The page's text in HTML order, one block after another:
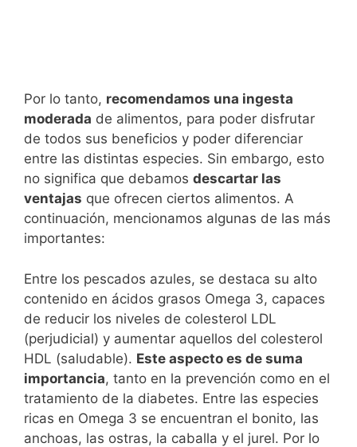
Por lo tanto, recomendamos una ingesta
moderada de alimentos, para poder disfrutar
de todos sus beneficios y poder diferenciar
entre las distintas especies. Sin embargo, esto
no significa que debamos descartar las
ventajas que ofrecen ciertos alimentos. A
continuación, mencionamos algunas de las más
importantes:
Entre los pescados azules, se destaca su alto
contenido en ácidos grasos Omega 3, capaces
de reducir los niveles de colesterol LDL
(perjudicial) y aumentar aquellos del colesterol
HDL (saludable). Este aspecto es de suma
importancia, tanto en la prevención como en el
tratamiento de la diabetes. Entre las especies
ricas en Omega 3 se encuentran el bonito, las
anchoas, las ostras, la caballa y el jurel. Por lo